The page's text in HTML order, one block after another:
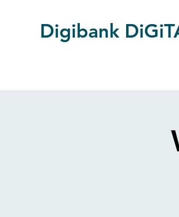
Digibank